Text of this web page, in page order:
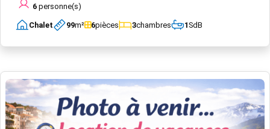
6 personne(s)
Chalet 99m² 6pièces 3chambres 1SdB